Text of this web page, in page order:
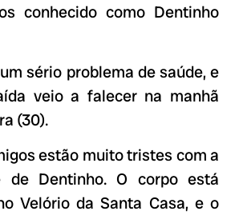
conhecido como Dentinho
sério problema de saúde, e
veio a falecer na manhã
(30).
estão muito tristes com a
de Dentinho. O corpo está
Velório da Santa Casa, e o